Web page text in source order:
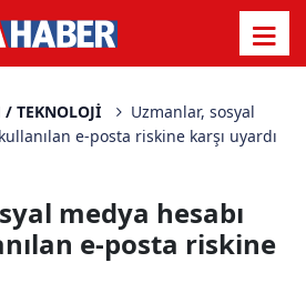
TEKNOLOJİ
Uzmanlar, sosyal
e-posta riskine karşı uyardı
medya hesabı
e-posta riskine